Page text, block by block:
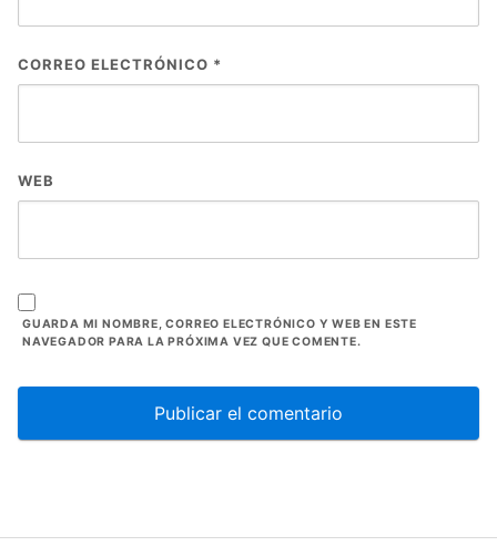
CORREO ELECTRÓNICO *
WEB
GUARDA MI NOMBRE, CORREO ELECTRÓNICO Y WEB EN ESTE
NAVEGADOR PARA LA PRÓXIMA VEZ QUE COMENTE.